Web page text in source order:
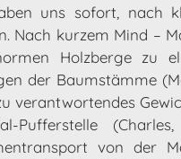
uns sofort, nach
Nach kurzem Mind –
Holzberge zu
der Baumstämme
verantwortendes
Pufferstelle
von der